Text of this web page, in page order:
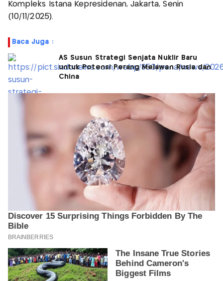
Kompleks Istana Kepresidenan, Jakarta, Senin
(10/11/2025).
Baca Juga :
AS Susun Strategi Senjata Nuklir Baru
untuk Potensi Perang Melawan Rusia dan
China